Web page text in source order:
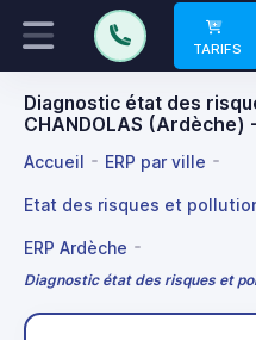
TARIFS
Diagnostic état des
CHANDOLAS (Ardèche) -
Accueil ERP par ville
Etat des risques et
ERP Ardèche
Diagnostic état des risques et